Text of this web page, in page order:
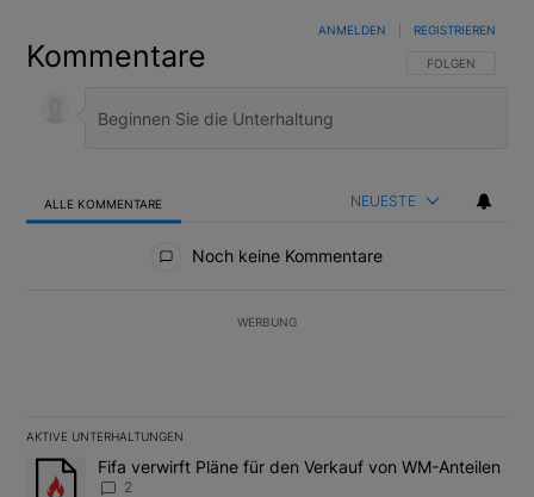
Kommentare FOLGE DIESER
FOLGEN
ANMELDEN REGISTRIEREN
ALLE KOMMENTARE NEUESTE
Noch keine Kommentare
WERBUNG
AKTIVE UNTERHALTUNGEN
Das Folgende ist eine Liste der am meisten kommentierten
Ein Trendartikel mit dem Titel "Fifa verwirft Pläne für den
Fifa verwirft Pläne für den Verkauf von WM-Anteilen
2